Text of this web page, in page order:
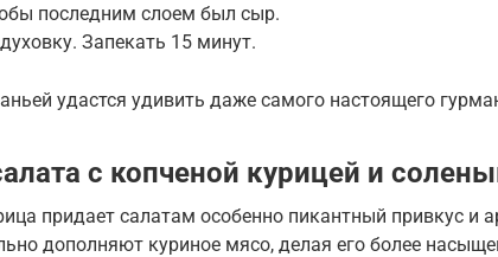
последним слоем был сыр.
Запекать 15 минут.
удастся удивить даже самого настоящего
с копченой курицей и
придает салатам особенно пикантный привкус и
дополняют куриное мясо, делая его более